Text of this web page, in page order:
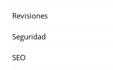
Revisiones
Seguridad
SEO